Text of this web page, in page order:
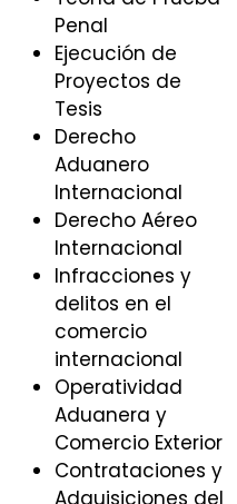
Penal
Ejecución de
Proyectos de
Tesis
Derecho
Aduanero
Internacional
Derecho Aéreo
Internacional
Infracciones y
delitos en el
comercio
internacional
Operatividad
Aduanera y
Comercio Exterior
Contrataciones y
Adquisiciones del